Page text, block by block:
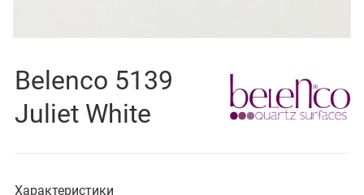
Belenco 5139
Juliet White
Характеристики